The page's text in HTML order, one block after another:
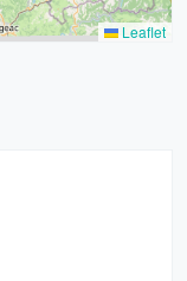
Leaflet